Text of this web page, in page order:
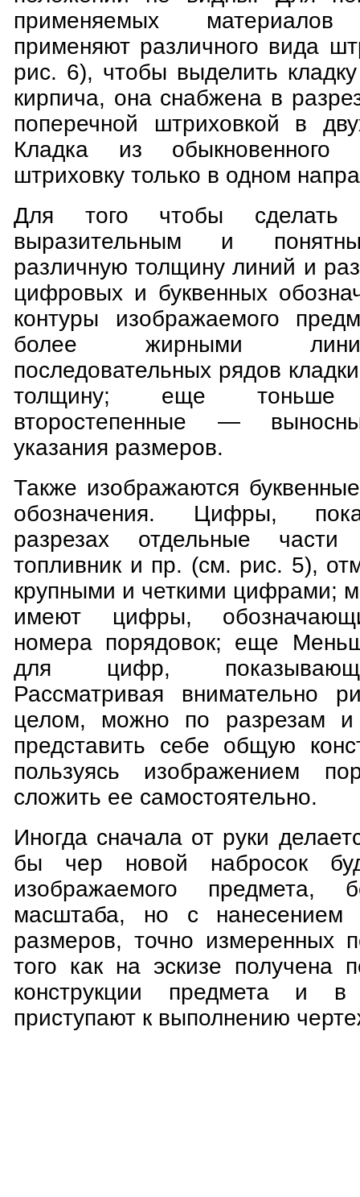
применяемых
применяют различного вида
рис. 6), чтобы выделить кладку
кирпича, она снабжена в
поперечной штриховкой в
Кладка из обыкновенного
штриховку только в одном
Для того чтобы сделать
выразительным и
различную толщину линий и
цифровых и буквенных
контуры изображаемого
более жирными
последовательных рядов
толщину; еще тоньше
второстепенные —
указания размеров.
Также изображаются
обозначения. Цифры,
разрезах отдельные части
топливник и пр. (см. рис. 5),
крупными и четкими цифрами;
имеют цифры,
номера порядовок; еще
для цифр,
Рассматривая внимательно
целом, можно по разрезам
представить себе общую
пользуясь изображением
сложить ее самостоятельно.
Иногда сначала от руки
бы чер новой набросок
изображаемого предмета,
масштаба, но с нанесением
размеров, точно измеренных
того как на эскизе получена
конструкции предмета и
приступают к выполнению